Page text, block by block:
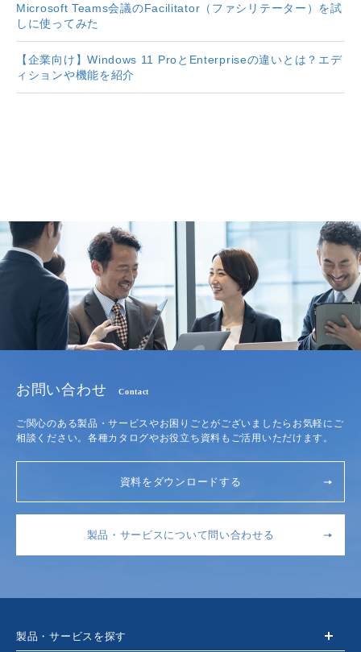
Microsoft Teams会議のFacilitator（ファシリテーター）を試
しに使ってみた
【企業向け】Windows 11 ProとEnterpriseの違いとは？エデ
ィションや機能を紹介
お問い合わせ Contact
ご関心のある製品・サービスやお困りごとがございましたらお気軽にご
相談ください。各種カタログやお役立ち資料もご活用いただけます。
資料をダウンロードする
製品・サービスについて問い合わせる
製品・サービスを探す